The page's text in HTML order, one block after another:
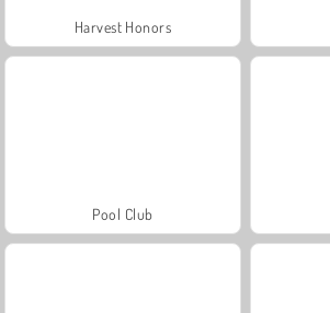
Harvest Honors
Pool Club